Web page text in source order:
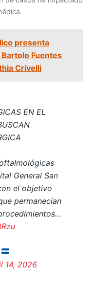
presenta
Fuentes
Crivelli
EN EL
General San
el objetivo
permanecían
14, 2026